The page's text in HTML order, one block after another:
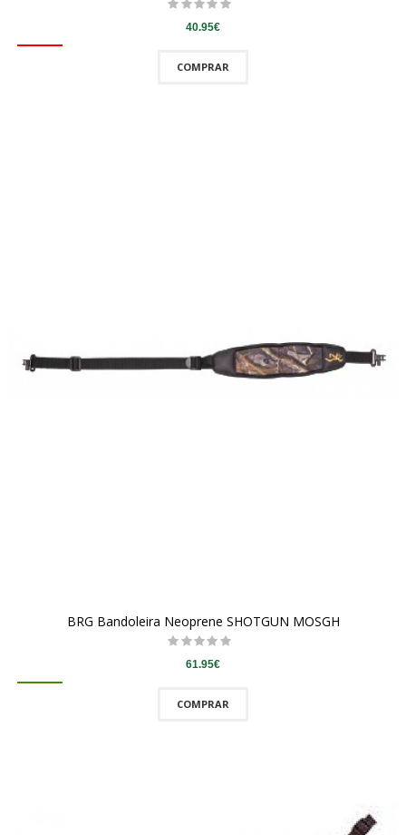
40.95€
COMPRAR
BRG Bandoleira Neoprene SHOTGUN MOSGH
61.95€
COMPRAR